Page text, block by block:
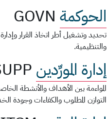
الحوكمة GOVN
تحديد وتشغيل أطر اتخاذ القرار
والتنظيمية.
إدارة المورِّدين
المواءمة بين الأهداف والأنشطة
التوازن المطلوب والكفاءات وجودة